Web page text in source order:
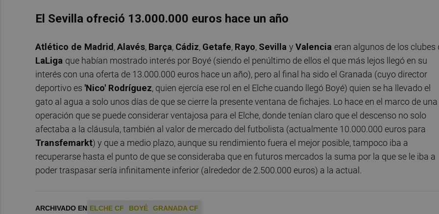
El Sevilla ofreció 13.000.000 euros hace un año
Atlético de Madrid ,Alavés, Barça, Cádiz, Getafe, Rayo, Sevilla y Valencia eran algunos de los clubes
LaLiga que habían mostrado interés por Boyé (siendo el penúltimo de ellos el que más lejos llegó en su
interés con una oferta de 13.000.000 euros hace un año), pero al final ha sido el Granada (cuyo director
deportivo es 'Nico' Rodríguez, quien ejercía ese rol en el Elche cuando llegó Boyé) quien se ha llevado el
gato al agua a solo unos días de que se cierre la presente ventana de fichajes. Lo hace en el marco de una
operación que se puede considerar ventajosa para el Elche, donde tenían claro que el descenso no solo
afectaba a la cláusula, también al valor de mercado del futbolista (actualmente 10.000.000 euros para
Transfemarkt) y que a medio plazo, aunque su rendimiento fuera el mejor posible, tampoco iba a
recuperarse hasta el punto de que se consideraba que en futuros mercados la suma por la que se le iba a
poder traspasar sería infinitamente inferior (alrededor de 2.500.000 euros) a la actual.
ARCHIVADO EN ELCHE CF BOYÉ GRANADA CF